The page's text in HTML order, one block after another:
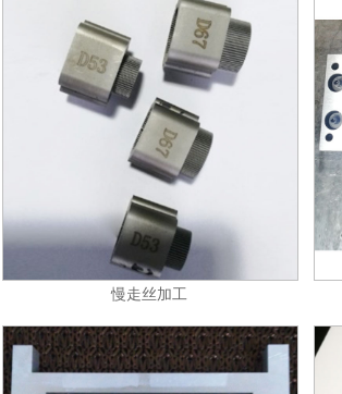
慢走丝加工